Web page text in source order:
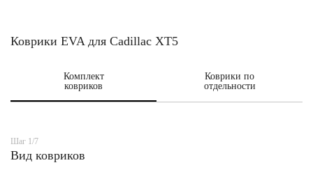
Коврики EVA для Cadillac XT5
Комплект
ковриков
Коврики по
отдельности
Шаг 1/7
Вид ковриков